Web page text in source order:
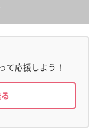
て応援しよう！